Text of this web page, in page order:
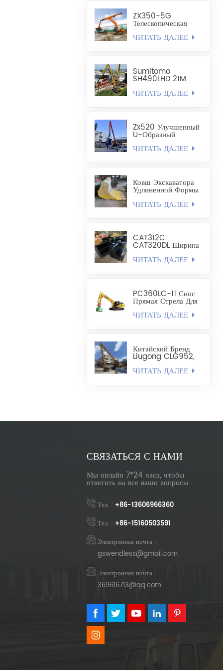
ZX350-5G
Телескопическая
Изготовленный По
Ракушечного Типа
Объемом 1,8 Куб.
ЧИТАТЬ ДАЛЕЕ
Sumitomo
SH490LHD 21M
Экскаватор Для
ЧИТАТЬ ДАЛЕЕ
Zx520 Улучшенный
U-Образный
Забивной Рычаг Для
Стальных
ЧИТАТЬ ДАЛЕЕ
Ковш Экскаватора
Удлиненной Формы
- Карьерный Ковш
ЧИТАТЬ ДАЛЕЕ
CAT312C
CAT320DL Ширина
Выравнивающего
Ковша 1200–1300
ЧИТАТЬ ДАЛЕЕ
PC360LC-11 Снос
Прямая Стрела Для
Увеличения Вылета
ЧИТАТЬ ДАЛЕЕ
Китайский Бренд
Liugong CLG952,
Модификация
Стрелы Длиной 22
ЧИТАТЬ ДАЛЕЕ
СВЯЗАТЬСЯ С НАМИ
Мы онлайн 7*24 часа, чтобы
ответить на все ваши вопросы
Тел. : +86-13606966360
Тел. : +86-15160503591
Электронная почта :
gswendless@gmail.com
Электронная почта :
369616713@qq.com